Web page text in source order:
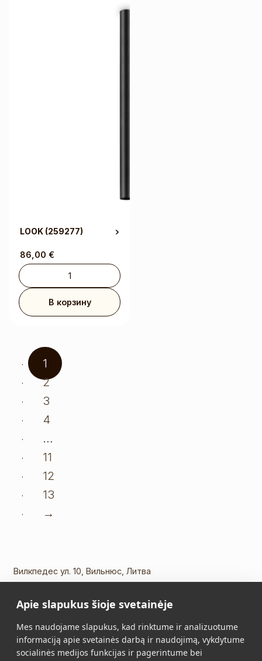
LOOK (259277)
86,00 €
В корзину
1
2
3
4
…
11
12
13
→
Вилкпедес ул. 10, Вильнюс, Литва
Моб. телефон:+370 652 11109
Главная Все товары
Apie slapukus šioje svetainėje
Mes naudojame slapukus, kad rinktume ir analizuotume
informaciją apie svetainės darbą ir naudojimą, vykdytume
socialinės medijos funkcijas ir pagerintume bei